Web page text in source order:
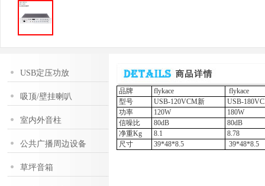
USB定压功放
吸顶/壁挂喇叭
室内外音柱
公共广播周边设备
草坪音箱
品牌 flykace
flykace
型号
USB-120VCM新
USB-
功率
120W
180W
信噪比
80dB
80dB
净重Kg
8.1
8.78
尺寸
39*48*8.5 39*48*8.5